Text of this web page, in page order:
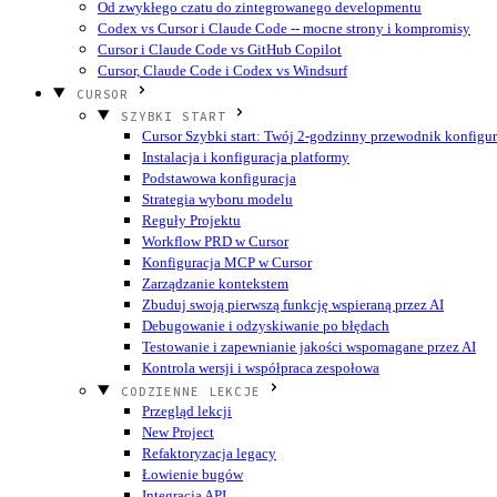
Od zwykłego czatu do zintegrowanego developmentu
Codex vs Cursor i Claude Code -- mocne strony i kompromisy
Cursor i Claude Code vs GitHub Copilot
Cursor, Claude Code i Codex vs Windsurf
CURSOR
SZYBKI START
Cursor Szybki start: Twój 2-godzinny przewodnik
Instalacja i konfiguracja platformy
Podstawowa konfiguracja
Strategia wyboru modelu
Reguły Projektu
Workflow PRD w Cursor
Konfiguracja MCP w Cursor
Zarządzanie kontekstem
Zbuduj swoją pierwszą funkcję wspieraną przez AI
Debugowanie i odzyskiwanie po błędach
Testowanie i zapewnianie jakości wspomagane przez AI
Kontrola wersji i współpraca zespołowa
CODZIENNE LEKCJE
Przegląd lekcji
New Project
Refaktoryzacja legacy
Łowienie bugów